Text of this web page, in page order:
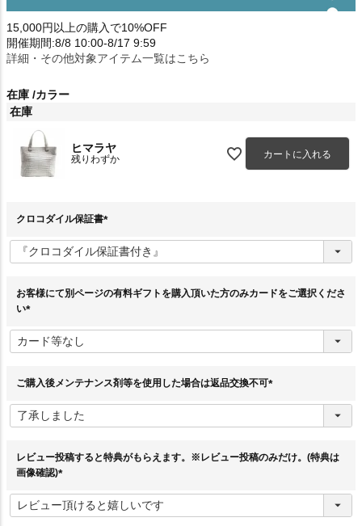
15,000円以上の購入で10%OFF
開催期間:8/8 10:00-8/17 9:59
詳細・その他対象アイテム一覧はこちら
在庫 カラー
在庫
ヒマラヤ
残りわずか カートに入れる
クロコダイル保証書
必
須
お客様にて別ページの有料ギフトを購入頂いた方のみカードをご選択くださ
い
必
須
ご購入後メンテナンス剤等を使用した場合は返品交換不可
須
レビュー投稿すると特典がもらえます。※レビュー投稿のみだけ。(特典は
画像確認)
必
須